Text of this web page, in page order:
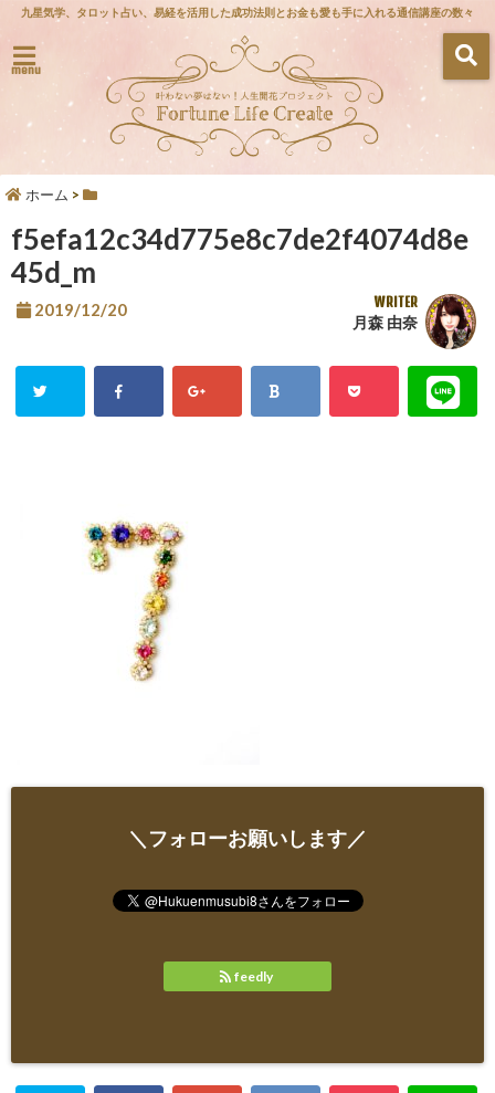
九星気学、タロット占い、易経を活用した成功法則とお金も愛も手に入れる通信講座の数々
menu
ホーム >
f5efa12c34d775e8c7de2f4074d8e
45d_m
2019/12/20 WRITER
月森 由奈
＼フォローお願いします／
feedly